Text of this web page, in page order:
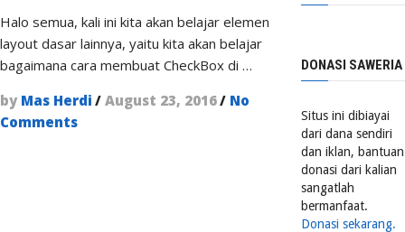
Halo semua, kali ini kita akan belajar elemen
layout dasar lainnya, yaitu kita akan belajar
bagaimana cara membuat CheckBox di …
by Mas Herdi / August 23, 2016/ No
Comments
DONASI SAWERIA
Situs ini dibiayai
dari dana sendiri
dan iklan, bantuan
donasi dari kalian
sangatlah
bermanfaat.
Donasi sekarang.